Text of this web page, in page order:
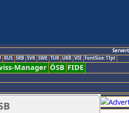
RUS SRB SVK SWE TUR UKR VIE FontSize:11pt
Manager ÖSB FIDE